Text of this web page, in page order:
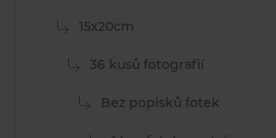
15x20cm
36 kusů fotografií
Bez popisků fotek